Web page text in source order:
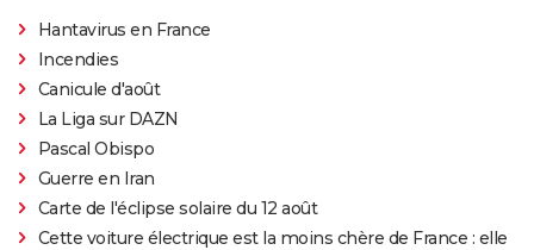
Hantavirus en France
Incendies
Canicule d'août
La Liga sur DAZN
Pascal Obispo
Guerre en Iran
Carte de l'éclipse solaire du 12 août
Cette voiture électrique est la moins chère de France : elle